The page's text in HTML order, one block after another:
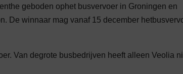
geboden ophet busvervoer in Groningen en
De winnaar mag vanaf 15 december
Van degrote busbedrijven heeft alleen Veolia